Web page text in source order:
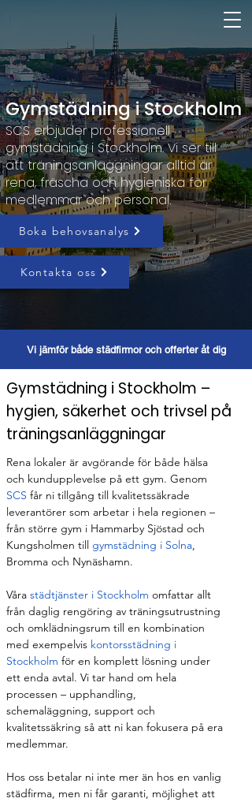
Gymstädning i Stockholm
SCS erbjuder professionell
gymstädning i Stockholm. Vi ser till
att träningsanläggningar alltid är
rena, fräscha och hygieniska för
medlemmar och personal.
Boka behovsanalys
Kontakta oss
Vi jämför både städfirmor och offerter åt dig
Gymstädning i Stockholm –
hygien, säkerhet och trivsel på
träningsanläggningar
Rena lokaler är avgörande för både hälsa
och kundupplevelse på ett gym. Genom
SCS får ni tillgång till kvalitetssäkrade
leverantörer som arbetar i hela regionen –
från större gym i Hammarby Sjöstad och
Kungsholmen till gymstädning i Solna,
Bromma och Nynäshamn.
Våra städtjänster i Stockholm omfattar allt
från daglig rengöring av träningsutrustning
och omklädningsrum till en kombination
med exempelvis kontorsstädning i
Stockholm för en komplett lösning under
ett enda avtal. Vi tar hand om hela
processen – upphandling,
schemaläggning, support och
kvalitetssäkring så att ni kan fokusera på era
medlemmar.
Hos oss betalar ni inte mer än hos en vanlig
städfirma, men ni får garanti, möjlighet att